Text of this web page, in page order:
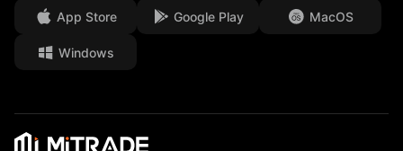
직업 기회
법적 서류
App Store Google Play MacOS
Windows